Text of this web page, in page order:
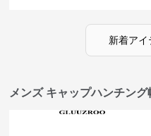
新着ア
メンズ キャップハンチン